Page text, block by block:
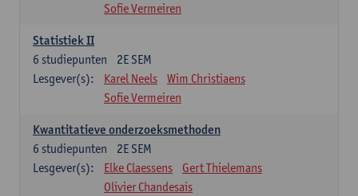
Sofie Vermeiren
Statistiek II
2E SEM
6 studiepunten
Lesgever(s):
Karel Neels
Wim Christiaens
Sofie Vermeiren
Kwantitatieve onderzoeksmethoden
2E SEM
6 studiepunten
Lesgever(s):
Elke Claessens
Gert Thielemans
Olivier Chandesais